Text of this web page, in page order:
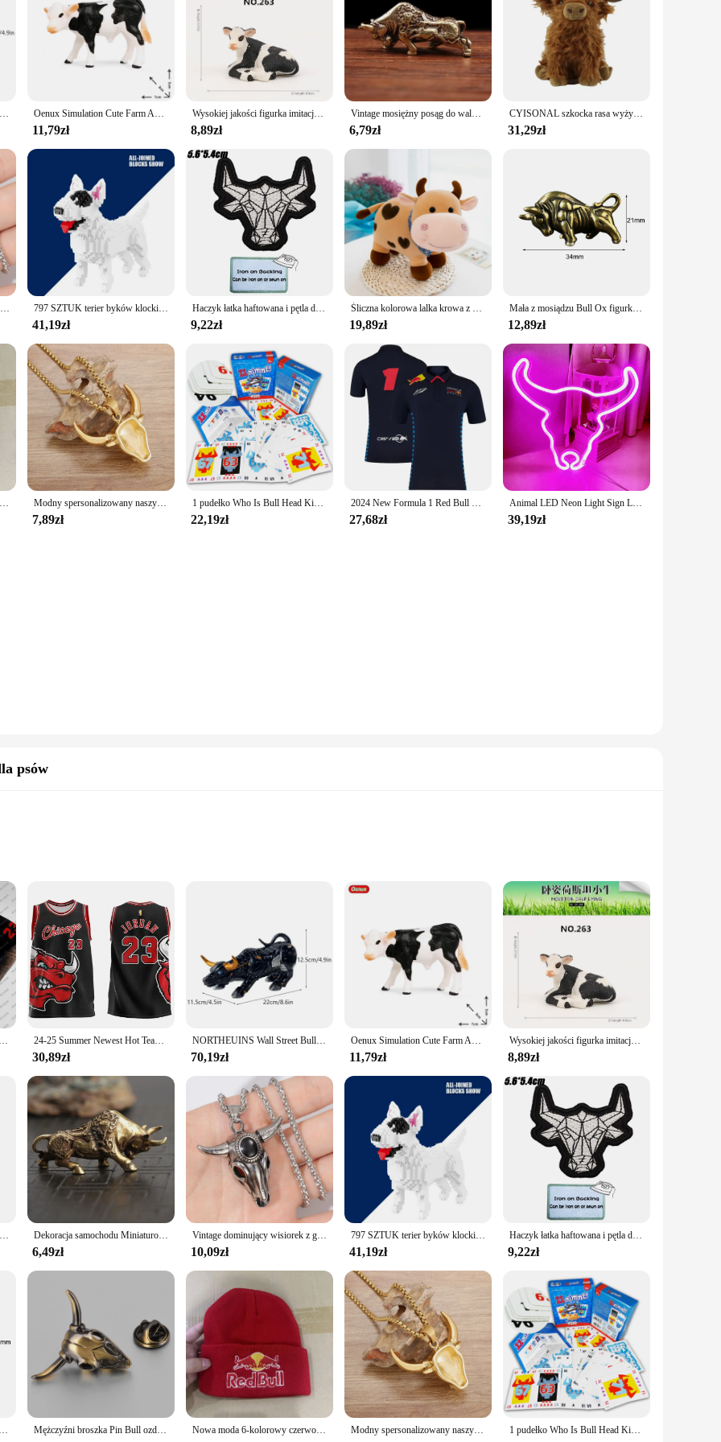
NORTHEUINS Wall Street Bull Market Żywica Ozdoby Feng Shui Fortune Figurki bogactwa do dekoracji wnętrz biurowych Oenux Simulation Cute Farm Animals Milk Cow Cattle Calf Angus Bull OX Buffalo Model Figurki edukacyjne Śliczna zabawka Prezent dla dziecka
11,79zł
Wysokiej jakości figurka imitacje zwierząt Model realistyczny projekt bydlęcy bydlęcy byk dekoracja domu zabawki edukacyjne na prezent dla dzieci
8,89zł
Vintage mosiężny posąg do walki byków Mini dekoracja z motywem zwierzęcym na blat posągi byka ozdoby wykwintne ręcznie robiony prezent
6,79zł
CYISONAL szkocka rasa wyżynna pluszowe zwierzęta pluszowe zabawki puszysty byk lalka zwierzę miękkie na prezent dla dzieci chłopców dziewcząt, 10 cali wzrostu
31,29zł
Vintage dominujący wisiorek z głową byka uroczy męski naszyjnik moda boże narodzenie prezent na walentynki talizman biżuteria akcesoria 797 SZTUK terier byków klocki zmontowane zabawki symulacja zwierzęcia model kreatywna dekoracja domu zabawki prezent ulubione dzieci
41,19zł
Haczyk łatka haftowana i pętla do haftowania odznaka wojskowa
9,22zł
Śliczna kolorowa lalka krowa z kreskówek 25 cm Super miękka pluszowa zabawka z szalikiem Kawaii Bull Doll Świetne prezenty
19,89zł
Mała z mosiądzu Bull Ox figurka statua zwierząt wisiorek dla biurko do pracy w domu dekoracji DIY breloczek rzemiosło i sztuki
12,89zł
Nowa moda 6-kolorowy czerwony byk Wysokiej jakości dzianinowa czapka dla kobiet i mężczyzn Dorywcza czapka beanie Czapka zimowa Miękkie ciepłe czapki unisex Modny spersonalizowany naszyjnik z głową byka dla mężczyzn i kobiet Hip Hop Rock Street Party Biżuteria Prezent
7,89zł
1 pudełko Who Is Bull Head King Leisure Gathering Gra planszowa Rodzic Dziecko Gra wieloosobowa Pulpit Inteligencja Gra Gra karciana
22,19zł
2024 New Formula 1 Red Bull Team Racing Oficjalna strona internetowa Racing Koszulka polo Jersey Outdoor Sports Jersey Trening dla dorosłych i kobiet
27,68zł
Animal LED Neon Light Sign Lamp Bull Cow Head Wall Night Light for Room Party Shop Wall Festival Decor Xmas Gift
39,19zł
psów
crafted from the finest bull leather to ensure your canine companion stays protected and stylish. The sleek GT5 design is not only
enhances your dog's natural movement. The coat's robust construction ensures it can withstand the rigors of daily wear, making it a
is the perfect companion for any outdoor activity. Whether it's a brisk walk in the park or a leisurely hike in the countryside, this coat's
and comfortable. The coat's design also includes a matching leather harness, providing a coordinated look and secure attachment point for
and durable materials make this coat a long-lasting investment, ideal for those who value both quality and style in their pet's attire.
an excellent addition to your product line. Its versatile design and high-quality materials make it a sought-after item for pet owners
for sale, offer a complete solution for pet owners seeking a coordinated look for their canine companions. The convenience of this
their customers with a reliable and fashionable option for their pets.
Bawełniany top na co dzień chłopięcy wysokiej jakości odzież dla dorosłych T Shirt mężczyźni Streetwear nastolatek Tee dres odzież sportowa Chicago Red Hot Bulls 24-25 Summer Newest Hot Team nr. 23, kamizelka z okrągłym dekoltem Bull Fans Must-have Sports Szybkoschnąca moda męska i damska Oddychająca
30,89zł
NORTHEUINS Wall Street Bull Market Żywica Ozdoby Feng Shui Fortune Figurki bogactwa do dekoracji wnętrz biurowych
70,19zł
Oenux Simulation Cute Farm Animals Milk Cow Cattle Calf Angus Bull OX Buffalo Model Figurki edukacyjne Śliczna zabawka Prezent dla dziecka
11,79zł
Wysokiej jakości figurka imitacje zwierząt Model realistyczny projekt bydlęcy bydlęcy byk dekoracja domu zabawki edukacyjne na prezent dla dzieci
8,89zł
CYISONAL szkocka rasa wyżynna pluszowe zwierzęta pluszowe zabawki puszysty byk lalka zwierzę miękkie na prezent dla dzieci chłopców dziewcząt, 10 cali wzrostu Dekoracja samochodu Miniaturowe ozdoby Retro Mosiężna rzeźba byka Biurko Bogata krowa Kreatywne małe prezenty
6,49zł
Vintage dominujący wisiorek z głową byka uroczy męski naszyjnik moda boże narodzenie prezent na walentynki talizman biżuteria akcesoria
10,09zł
797 SZTUK terier byków klocki zmontowane zabawki symulacja zwierzęcia model kreatywna dekoracja domu zabawki prezent ulubione dzieci
41,19zł
Haczyk łatka haftowana i pętla do haftowania odznaka wojskowa
9,22zł
Mała z mosiądzu Bull Ox figurka statua zwierząt wisiorek dla biurko do pracy w domu dekoracji DIY breloczek rzemiosło i sztuki Mężczyźni broszka Pin Bull ozdoba do włosów Punk spinka do krawata zwierzęta na klapy przypinka dla kapelusze mąż Nowa moda 6-kolorowy czerwony byk Wysokiej jakości dzianinowa czapka dla kobiet i mężczyzn Dorywcza czapka beanie Czapka zimowa Miękkie ciepłe czapki unisex Modny spersonalizowany naszyjnik z głową byka dla mężczyzn i kobiet Hip Hop Rock Street Party Biżuteria Prezent 1 pudełko Who Is Bull Head King Leisure Gathering Gra planszowa Rodzic Dziecko Gra wieloosobowa Pulpit Inteligencja Gra Gra karciana